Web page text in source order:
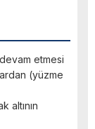
devam etmesi
(yüzme
altının